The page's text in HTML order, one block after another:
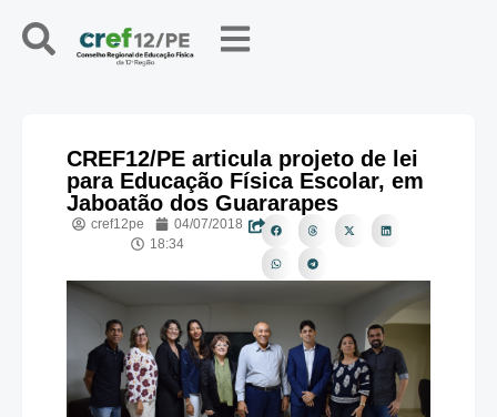
CREF12/PE articula projeto de lei
para Educação Física Escolar, em
Jaboatão dos Guararapes
cref12pe
04/07/2018
18:34